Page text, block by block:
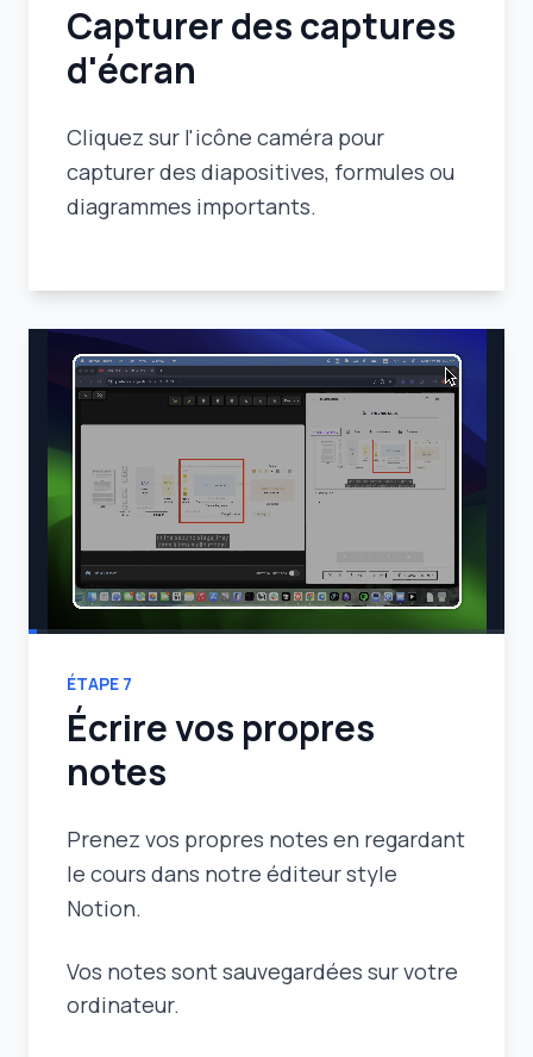
Capturer des captures
d'écran
Cliquez sur l'icône caméra pour
capturer des diapositives, formules ou
diagrammes importants.
ÉTAPE 7
Écrire vos propres
notes
Prenez vos propres notes en regardant
le cours dans notre éditeur style
Notion.
Vos notes sont sauvegardées sur votre
ordinateur.